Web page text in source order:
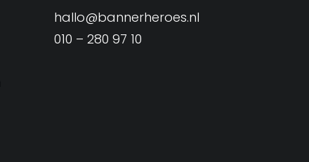
hallo@bannerheroes.nl
010 – 280 97 10